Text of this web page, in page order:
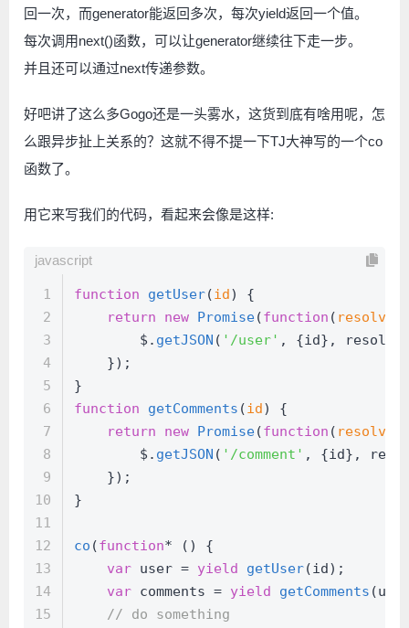
回一次，而generator能返回多次，每次yield返回一个值。
每次调用next()函数，可以让generator继续往下走一步。
并且还可以通过next传递参数。
好吧讲了这么多Gogo还是一头雾水，这货到底有啥用呢，怎
么跟异步扯上关系的？这就不得不提一下TJ大神写的一个co
函数了。
用它来写我们的代码，看起来会像是这样:
javascript
1
2
3
4
5
6
7
8
9
10
11
12
13
14
15
function getUser(id) {
return
new Promise(function (
        $.
getJSON ( '/user' , {id},
    });
}
function
getComments (id) {
return
new Promise(function (
        $.
getJSON ( '/comment' , {id},
    });
}
co (function* () {
var user = yield getUser(id);
var comments = yield getComments
// do something